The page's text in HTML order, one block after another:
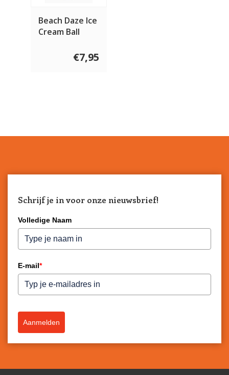
Beach Daze Ice
Cream Ball
€7,95
Schrijf je in voor onze nieuwsbrief!
Volledige Naam
E-mail*
Aanmelden